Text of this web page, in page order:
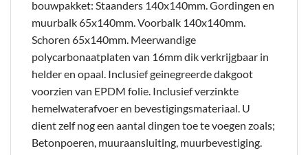
bouwpakket: Staanders 140x140mm. Gordingen en
muurbalk 65x140mm. Voorbalk 140x140mm.
Schoren 65x140mm. Meerwandige
polycarbonaatplaten van 16mm dik verkrijgbaar in
helder en opaal. Inclusief geinegreerde dakgoot
voorzien van EPDM folie. Inclusief verzinkte
hemelwaterafvoer en bevestigingsmateriaal. U
dient zelf nog een aantal dingen toe te voegen zoals;
Betonpoeren, muuraansluiting, muurbevestiging.